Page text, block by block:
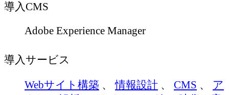
導入CMS
Adobe Experience Manager
導入サービス
Webサイト構築 、情報設計 、 CMS 、 ア